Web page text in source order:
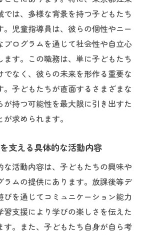
と地域社会の連携
改善を目指す取り組み
型サービスが求められる理由
協力とその影響
て地域社会に貢献する方法
の積極的な参加
域住民との連携方法
活用した教育プログラム
活用した交流の場
での地域貢献の展望
が求める理想の児童指導員像
人物像とその背景
るスキルと経験
では、多様な背景を持つ子どもたち
。児童指導員は、彼らの個性やニー
プログラムを通じて社会性や自立心
ます。この職務は、単に子どもたち
でなく、彼らの未来を形作る重要な
子どもたちが直面するさまざまな
持つ可能性を最大限に引き出すた
求められます。
支える具体的な活動内容
な活動内容は、子どもたちの興味や
ラムの提供にあります。放課後等デ
びを通じてコミュニケーション能力
習支援により学びの楽しさを伝えた
す。また、子どもたち自身が自ら考